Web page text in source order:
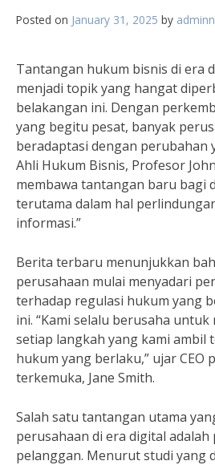
Posted on January 31, 2025 by
Tantangan hukum bisnis di era
menjadi topik yang hangat
belakangan ini. Dengan
yang begitu pesat, banyak
beradaptasi dengan perubahan
Ahli Hukum Bisnis, Profesor
membawa tantangan baru bagi
terutama dalam hal
informasi.”
Berita terbaru menunjukkan
perusahaan mulai menyadari
terhadap regulasi hukum yang
ini. “Kami selalu berusaha
setiap langkah yang kami ambil
hukum yang berlaku,” ujar CEO
terkemuka, Jane Smith.
Salah satu tantangan utama
perusahaan di era digital
pelanggan. Menurut studi yang